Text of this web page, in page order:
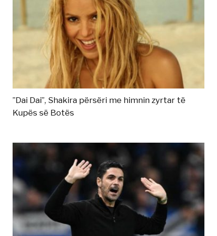
”Dai Dai”, Shakira përsëri me himnin zyrtar të
Kupës së Botës